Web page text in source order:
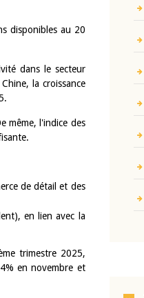
disponibles au 20
dans le secteur
la croissance
même, l'indice des
de détail et des
en lien avec la
trimestre 2025,
en novembre et